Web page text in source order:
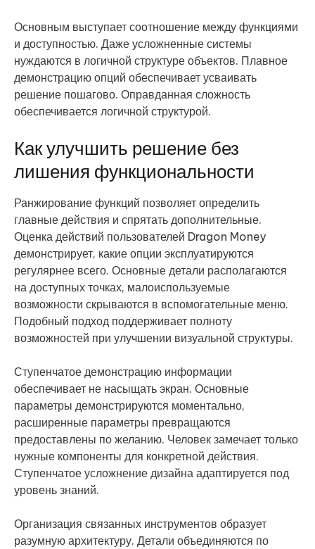
Основным выступает соотношение между функциями
и доступностью. Даже усложненные системы
нуждаются в логичной структуре объектов. Плавное
демонстрацию опций обеспечивает усваивать
решение пошагово. Оправданная сложность
обеспечивается логичной структурой.
Как улучшить решение без
лишения функциональности
Ранжирование функций позволяет определить
главные действия и спрятать дополнительные.
Оценка действий пользователей Dragon Money
демонстрирует, какие опции эксплуатируются
регулярнее всего. Основные детали располагаются
на доступных точках, малоиспользуемые
возможности скрываются в вспомогательные меню.
Подобный подход поддерживает полноту
возможностей при улучшении визуальной структуры.
Ступенчатое демонстрацию информации
обеспечивает не насыщать экран. Основные
параметры демонстрируются моментально,
расширенные параметры превращаются
предоставлены по желанию. Человек замечает только
нужные компоненты для конкретной действия.
Ступенчатое усложнение дизайна адаптируется под
уровень знаний.
Организация связанных инструментов образует
разумную архитектуру. Детали объединяются по